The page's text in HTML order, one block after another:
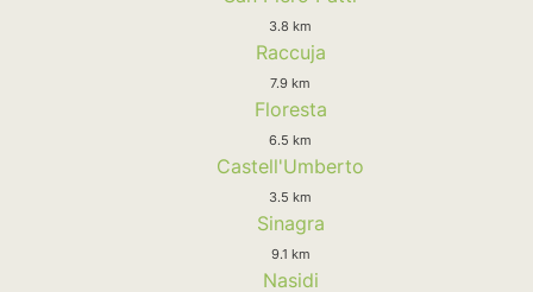
3.8 km
Raccuja
7.9 km
Floresta
6.5 km
Castell'Umberto
3.5 km
Sinagra
9.1 km
Nasidi